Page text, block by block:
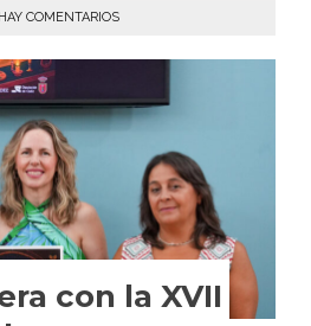
COMENTARIOS
con la XVII